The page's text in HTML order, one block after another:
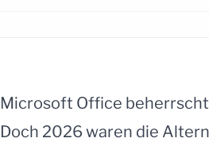
Microsoft Office
Doch 2026 waren die